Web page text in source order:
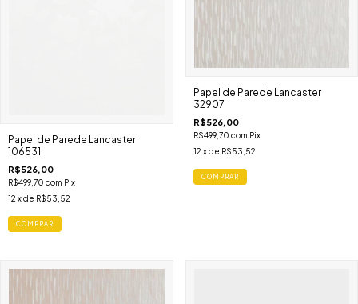
Papel de Parede Lancaster
106531
R$526,00
R$499,70 com Pix
12 x de R$53,52
COMPRAR
Papel de Parede Lancaster
32907
R$526,00
R$499,70 com Pix
12 x de R$53,52
COMPRAR